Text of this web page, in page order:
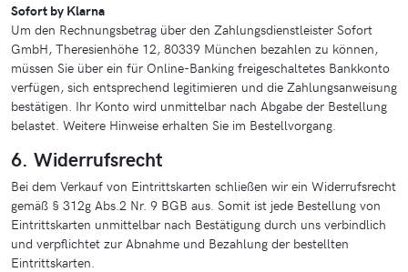
Sofort by Klarna
Um den Rechnungsbetrag über den Zahlungsdienstleister Sofort
GmbH, Theresienhöhe 12, 80339 München bezahlen zu können,
müssen Sie über ein für Online-Banking freigeschaltetes Bankkonto
verfügen, sich entsprechend legitimieren und die Zahlungsanweisung
bestätigen. Ihr Konto wird unmittelbar nach Abgabe der Bestellung
belastet. Weitere Hinweise erhalten Sie im Bestellvorgang.
6. Widerrufsrecht
Bei dem Verkauf von Eintrittskarten schließen wir ein Widerrufsrecht
gemäß § 312g Abs.2 Nr. 9 BGB aus. Somit ist jede Bestellung von
Eintrittskarten unmittelbar nach Bestätigung durch uns verbindlich
und verpflichtet zur Abnahme und Bezahlung der bestellten
Eintrittskarten.